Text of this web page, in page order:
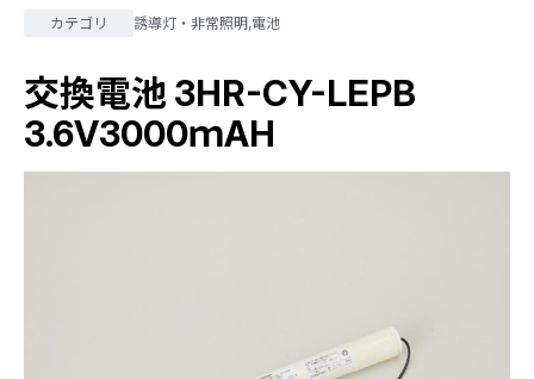
カテゴリ 誘導灯・非常照明 ,電池
交換電池 3HR-CY-LEPB
3.6V3000ｍAH